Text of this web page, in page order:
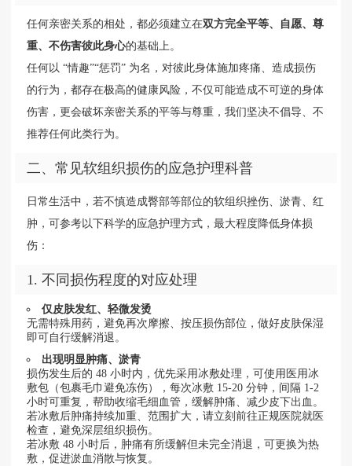
任何亲密关系的相处，都必须建立在双方完全平等、自愿、尊
重、不伤害彼此身心的基础上。
任何以 “情趣”“惩罚” 为名，对彼此身体施加疼痛、造成损伤
的行为，都存在极高的健康风险，不仅可能造成不可逆的身体
伤害，更会破坏亲密关系的平等与尊重，我们坚决不倡导、不
推荐任何此类行为。
二、常见软组织损伤的应急护理科普
日常生活中，若不慎造成臀部等部位的软组织挫伤、淤青、红
肿，可参考以下科学的应急护理方式，最大程度降低身体损
伤：
1. 不同损伤程度的对应处理
仅皮肤发红、轻微发烫
无需特殊用药，避免再次摩擦、按压损伤部位，做好皮肤保湿
即可自行缓解消退。
出现明显肿痛、淤青
损伤发生后的 48 小时内，优先采用冰敷处理，可使用医用冰
敷包（包裹毛巾避免冻伤），每次冰敷 15-20 分钟，间隔 1-2
小时可重复，帮助收缩毛细血管，缓解肿痛、减少皮下出血。
若冰敷后肿痛持续加重、范围扩大，请立刻前往正规医院就医
检查，避免深层组织损伤。
若冰敷 48 小时后，肿痛有所缓解但未完全消退，可更换为热
敷，促进淤血消散与恢复。